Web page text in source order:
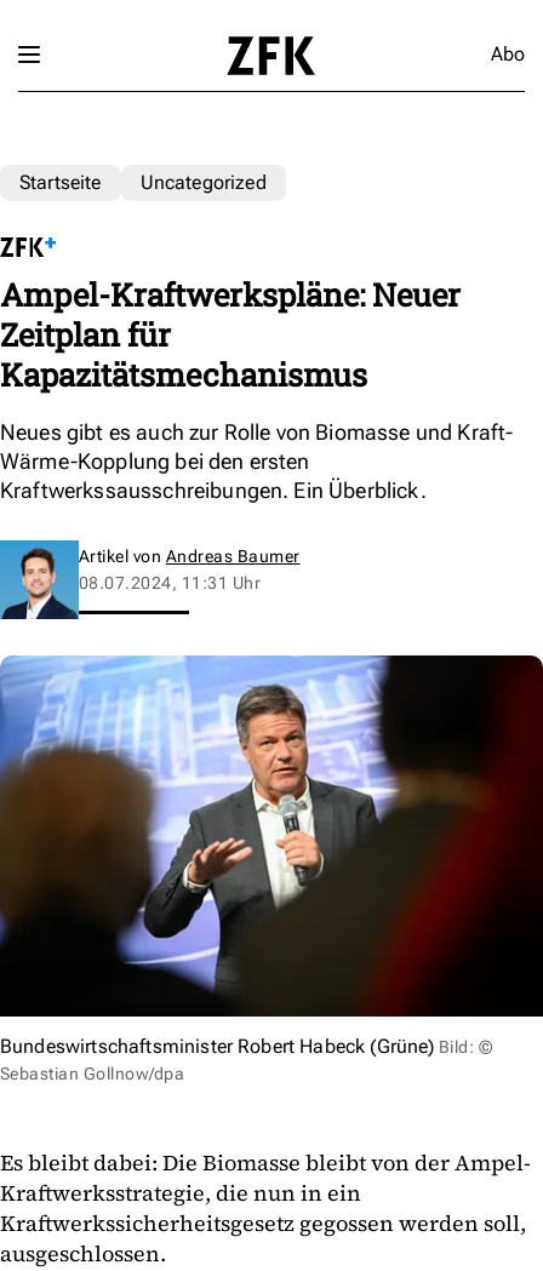
Abo
Startseite Uncategorized
Ampel-Kraftwerkspläne: Neuer
Zeitplan für
Kapazitätsmechanismus
Neues gibt es auch zur Rolle von Biomasse und Kraft-
Wärme-Kopplung bei den ersten
Kraftwerkssausschreibungen. Ein Überblick.
Artikel von Andreas Baumer
08.07.2024, 11:31 Uhr
Bundeswirtschaftsminister Robert Habeck (Grüne) Bild: ©
Sebastian Gollnow/dpa
Es bleibt dabei: Die Biomasse bleibt von der Ampel-
Kraftwerksstrategie, die nun in ein
Kraftwerkssicherheitsgesetz gegossen werden soll,
ausgeschlossen.